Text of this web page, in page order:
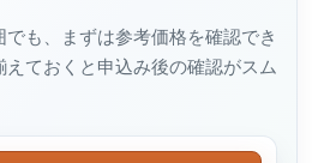
も、まずは参考価格を確認でき
えておくと申込み後の確認がスム